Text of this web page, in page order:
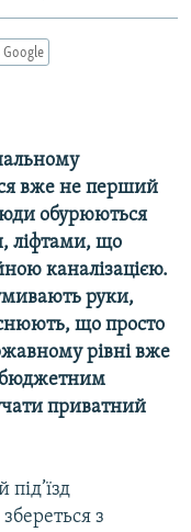
вже не перший
обурюються
ліфтами, що
каналізацією.
руки,
що просто
рівні вже
бюджетним
приватний
з